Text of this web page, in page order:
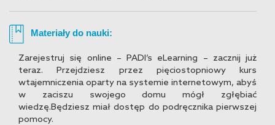
Materiały do nauki:
Zarejestruj się online – PADI’s eLearning – zacznij już
teraz. Przejdziesz przez pięciostopniowy kurs
wtajemniczenia oparty na systemie internetowym, abyś
w zaciszu swojego domu mógł zgłębiać
wiedzę.Będziesz miał dostęp do podręcznika pierwszej
pomocy.